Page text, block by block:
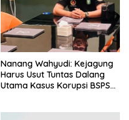
Nanang Wahyudi: Kejagung
Harus Usut Tuntas Dalang
Utama Kasus Korupsi BSPS